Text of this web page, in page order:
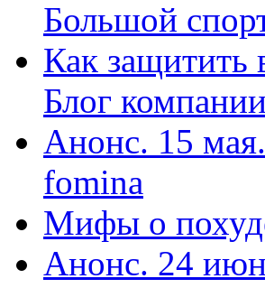
Большой
Как защитить
Блог
Анонс. 15
fomina
Мифы о
Анонс. 24